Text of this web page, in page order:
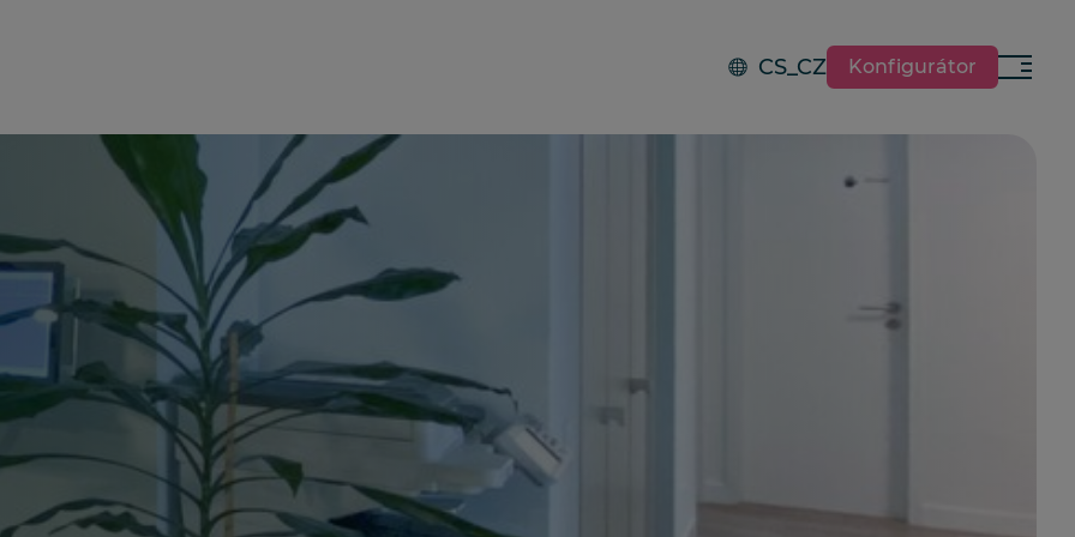
CS_CZ Konfigurátor
Menu